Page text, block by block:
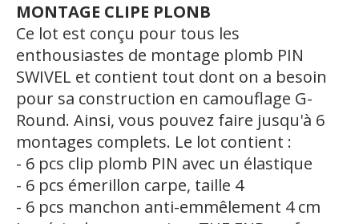
MONTAGE CLIPE PLONB
Ce lot est conçu pour tous les
enthousiastes de montage plomb PIN
SWIVEL et contient tout dont on a besoin
pour sa construction en camouflage G-
Round. Ainsi, vous pouvez faire jusqu'à 6
montages complets. Le lot contient :
- 6 pcs clip plomb PIN avec un élastique
- 6 pcs émerillon carpe, taille 4
- 6 pcs manchon anti-emmêlement 4 cm